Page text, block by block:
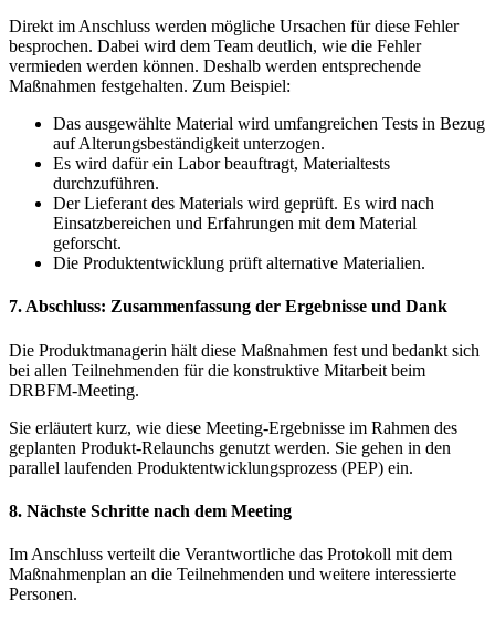
Direkt im Anschluss werden mögliche Ursachen für diese Fehler
besprochen. Dabei wird dem Team deutlich, wie die Fehler
vermieden werden können. Deshalb werden entsprechende
Maßnahmen festgehalten. Zum Beispiel:
Das ausgewählte Material wird umfangreichen Tests in Bezug
auf Alterungsbeständigkeit unterzogen.
Es wird dafür ein Labor beauftragt, Materialtests
durchzuführen.
Der Lieferant des Materials wird geprüft. Es wird nach
Einsatzbereichen und Erfahrungen mit dem Material
geforscht.
Die Produktentwicklung prüft alternative Materialien.
7. Abschluss: Zusammenfassung der Ergebnisse und Dank
Die Produktmanagerin hält diese Maßnahmen fest und bedankt sich
bei allen Teilnehmenden für die konstruktive Mitarbeit beim
DRBFM-Meeting.
Sie erläutert kurz, wie diese Meeting-Ergebnisse im Rahmen des
geplanten Produkt-Relaunchs genutzt werden. Sie gehen in den
parallel laufenden Produktentwicklungsprozess (PEP) ein.
8. Nächste Schritte nach dem Meeting
Im Anschluss verteilt die Verantwortliche das Protokoll mit dem
Maßnahmenplan an die Teilnehmenden und weitere interessierte
Personen.